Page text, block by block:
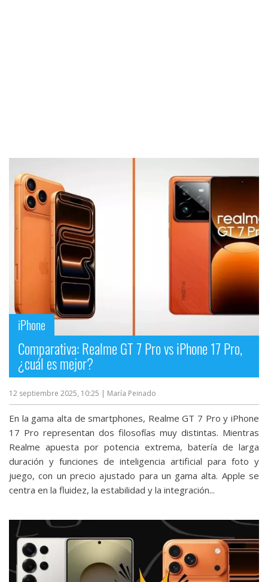
iPhone
Comparativa: Realme GT 7 Pro vs iPhone 17 Pro,
¿cuál es mejor?
12 septiembre 2025, 10:25 | María Peinado
En la gama alta de smartphones, Realme GT 7 Pro y iPhone
17 Pro representan dos filosofías muy distintas. Mientras
Realme apuesta por potencia extrema, batería de larga
duración y funciones de inteligencia artificial para foto y
juego, con un precio ajustado para un gama alta. Apple se
centra en la fluidez, la estabilidad y la integración...